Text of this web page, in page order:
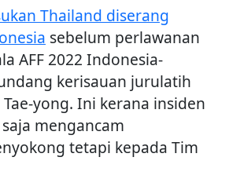
Thailand diserang
sebelum perlawanan
AFF 2022 Indonesia-
kerisauan jurulatih
yong. Ini kerana insiden
mengancam
tetapi kepada Tim